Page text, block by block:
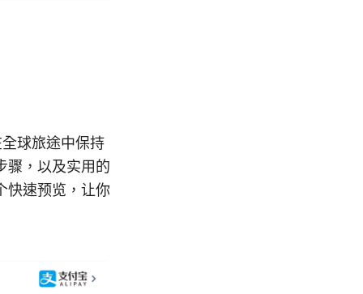
球旅途中保持
骤，以及实用的
快速预览，让你